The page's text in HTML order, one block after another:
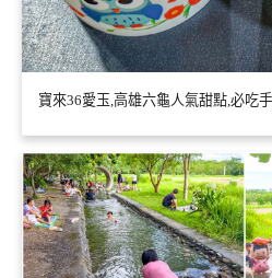
寶來36愛玉,高雄六龜人氣甜點,必吃